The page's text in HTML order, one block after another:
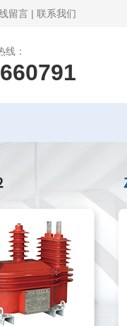
留言 | 联系我们
线：